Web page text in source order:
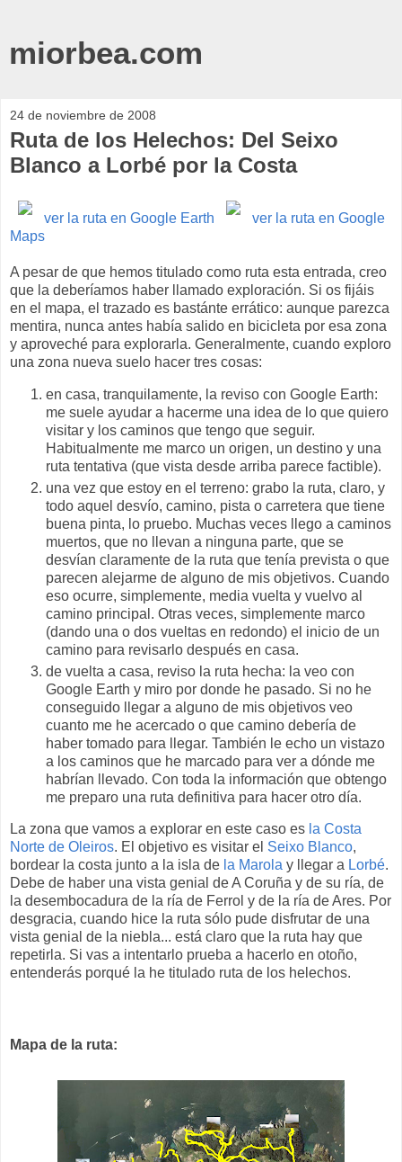
miorbea.com
24 de noviembre de 2008
Ruta de los Helechos: Del Seixo
Blanco a Lorbé por la Costa
ver la ruta en Google Earth
ver la ruta en Google
Maps
A pesar de que hemos titulado como ruta esta entrada, creo
que la deberíamos haber llamado exploración. Si os fijáis
en el mapa, el trazado es bastánte errático: aunque parezca
mentira, nunca antes había salido en bicicleta por esa zona
y aproveché para explorarla. Generalmente, cuando exploro
una zona nueva suelo hacer tres cosas:
en casa, tranquilamente, la reviso con Google Earth:
me suele ayudar a hacerme una idea de lo que quiero
visitar y los caminos que tengo que seguir.
Habitualmente me marco un origen, un destino y una
ruta tentativa (que vista desde arriba parece factible).
una vez que estoy en el terreno: grabo la ruta, claro, y
todo aquel desvío, camino, pista o carretera que tiene
buena pinta, lo pruebo. Muchas veces llego a caminos
muertos, que no llevan a ninguna parte, que se
desvían claramente de la ruta que tenía prevista o que
parecen alejarme de alguno de mis objetivos. Cuando
eso ocurre, simplemente, media vuelta y vuelvo al
camino principal. Otras veces, simplemente marco
(dando una o dos vueltas en redondo) el inicio de un
camino para revisarlo después en casa.
de vuelta a casa, reviso la ruta hecha: la veo con
Google Earth y miro por donde he pasado. Si no he
conseguido llegar a alguno de mis objetivos veo
cuanto me he acercado o que camino debería de
haber tomado para llegar. También le echo un vistazo
a los caminos que he marcado para ver a dónde me
habrían llevado. Con toda la información que obtengo
me preparo una ruta definitiva para hacer otro día.
La zona que vamos a explorar en este caso es la Costa
Norte de Oleiros. El objetivo es visitar el Seixo Blanco,
bordear la costa junto a la isla de la Marola y llegar a Lorbé.
Debe de haber una vista genial de A Coruña y de su ría, de
la desembocadura de la ría de Ferrol y de la ría de Ares. Por
desgracia, cuando hice la ruta sólo pude disfrutar de una
vista genial de la niebla... está claro que la ruta hay que
repetirla. Si vas a intentarlo prueba a hacerlo en otoño,
entenderás porqué la he titulado ruta de los helechos.
Mapa de la ruta: